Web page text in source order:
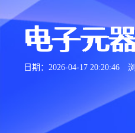
电子元
日期：2026-04-17 20:20:46